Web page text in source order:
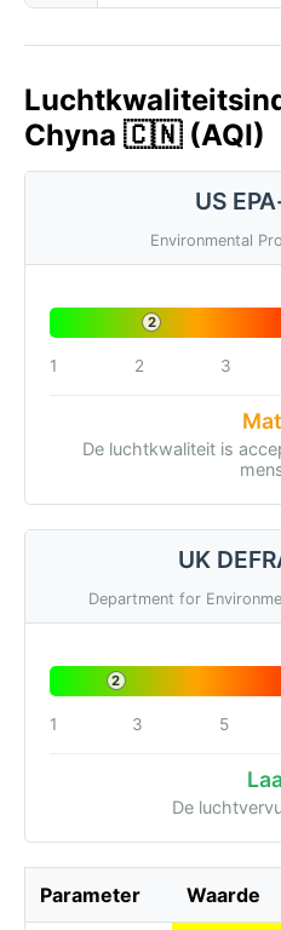
Chyna 🇨🇳 (AQI)
US
Environmental
2
1 2 3
De luchtkwaliteit is
UK
Department for
2
1 3 5
De
Parameter Waarde